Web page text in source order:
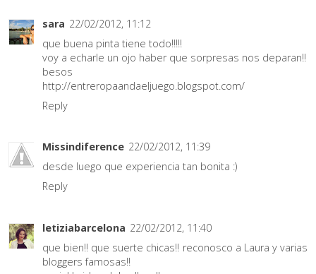
sara 22/02/2012, 11:12
que buena pinta tiene todo!!!!!
voy a echarle un ojo haber que sorpresas nos deparan!!
besos
http://entreropaandaeljuego.blogspot.com/
Reply
Missindiference 22/02/2012, 11:39
desde luego que experiencia tan bonita :)
Reply
letiziabarcelona 22/02/2012, 11:40
que bien!! que suerte chicas!! reconosco a Laura y varias
bloggers famosas!!